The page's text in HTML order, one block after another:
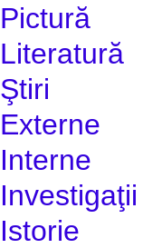
Pictură
Literatură
Ştiri
Externe
Interne
Investigaţii
Istorie